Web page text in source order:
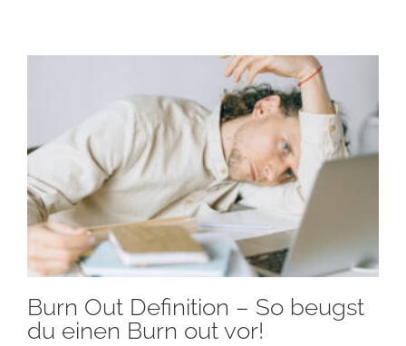
Burn Out Definition – So beugst
du einen Burn out vor!